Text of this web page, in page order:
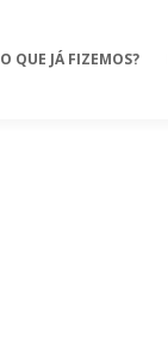
O QUE JÁ FIZEMOS?